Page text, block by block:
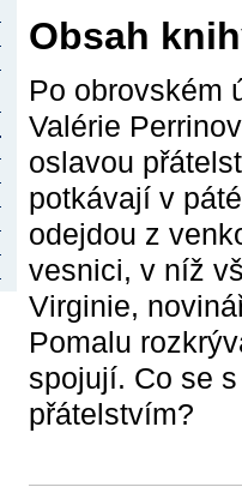
Obsah
Po obrovském
Valérie
oslavou
potkávají v
odejdou z
vesnici, v níž
Virginie,
Pomalu
spojují. Co se
přátelstvím?